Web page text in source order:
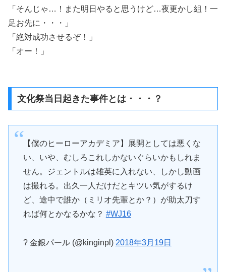
「そんじゃ…！また明日やると思うけど…夜更かし組！一
足お先に・・・」
「絶対成功させるぞ！」
「オー！」
文化祭当日起きた事件とは・・・？
【僕のヒーローアカデミア】展開としては悪くな
い、いや、むしろこれしかないぐらいかもしれま
せん。ジェントルは雄英に入れない、しかし動画
は撮れる。出久一人だけだとキツい気がするけ
ど、途中で誰か（ミリオ先輩とか？）が助太刀す
れば何とかなるかな？ #WJ16
? 金銀パール (@kinginpl) 2018年3月19日